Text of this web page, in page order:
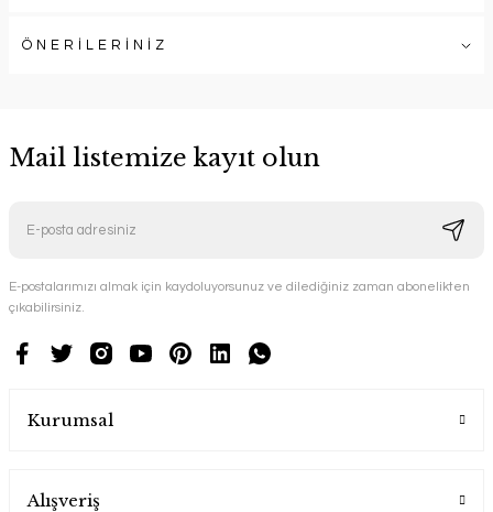
ÖNERİLERİNİZ
Mail listemize kayıt olun
E-postalarımızı almak için kaydoluyorsunuz ve dilediğiniz zaman abonelikten
çıkabilirsiniz.
Kurumsal
Alışveriş